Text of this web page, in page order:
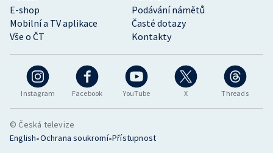
Instagram Facebook YouTube X Threads
E-shop
Podávání námětů
Mobilní a TV aplikace
Časté dotazy
Vše o ČT
Kontakty
© Česká televize
English•Ochrana soukromí•Přístupnost